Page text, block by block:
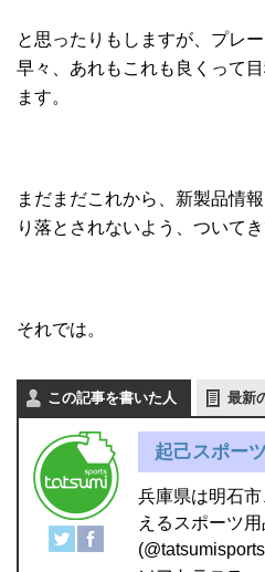
と思ったりもしますが、プレ
早々、あれもこれも良くって
ます。
まだまだこれから、新製品情
り落とされないよう、ついてき
それでは。
この記事を書いた人 最新
起己スポー
兵庫県は明石
えるスポーツ